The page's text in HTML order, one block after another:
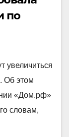
по
увеличиться
Об этом
«Дом.рф»
словам,